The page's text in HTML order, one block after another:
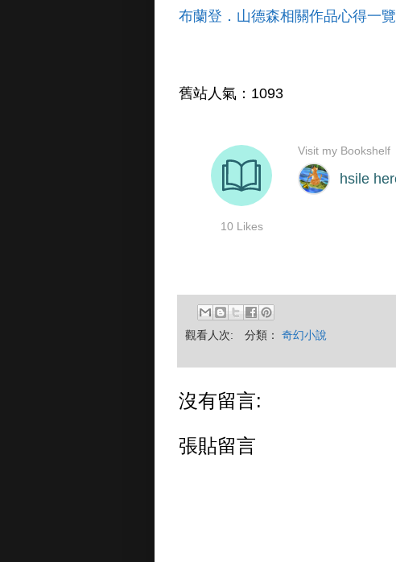
布蘭登．山德森相關作品心得一覽
舊站人氣：1093
觀看人次: 分類： 奇幻小說
沒有留言:
張貼留言